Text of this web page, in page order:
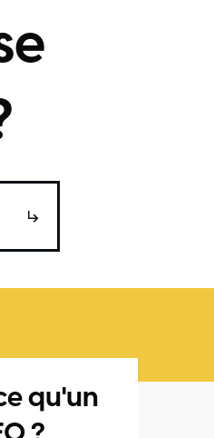
qu'un